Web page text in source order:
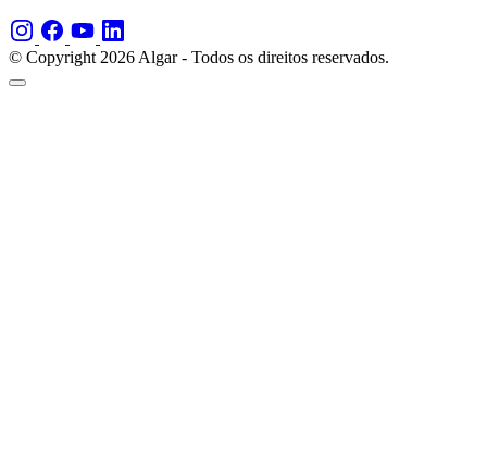
© Copyright 2026 Algar - Todos os direitos reservados.